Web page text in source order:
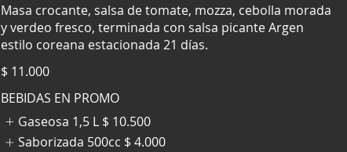
Masa crocante, salsa de tomate, mozza, cebolla morada
y verdeo fresco, terminada con salsa picante Argen
estilo coreana estacionada 21 días.
$ 11.000
BEBIDAS EN PROMO
Gaseosa 1,5 L $ 10.500
Saborizada 500cc $ 4.000